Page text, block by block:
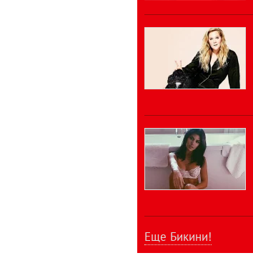
Еще Бикини!